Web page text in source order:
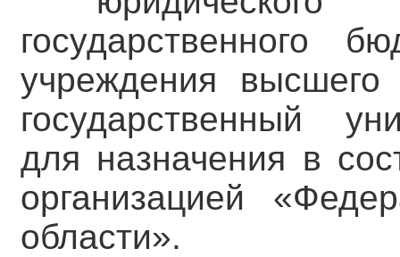
государственного
учреждения высшего
государственный
для назначения в
организацией
области».